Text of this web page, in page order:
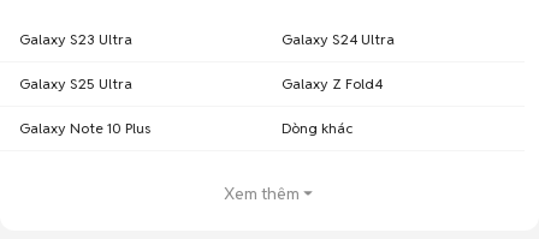
Galaxy S23 Ultra Galaxy S24 Ultra
Galaxy S25 Ultra Galaxy Z Fold4
Galaxy Note 10 Plus Dòng khác
Xem thêm